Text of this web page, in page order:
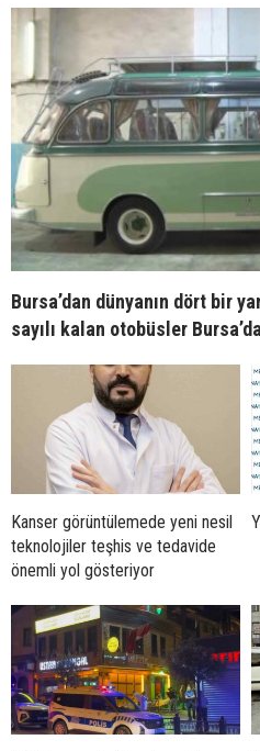
Bursa’dan dünyanın dört bir
sayılı kalan otobüsler
Kanser görüntülemede yeni nesil
teknolojiler teşhis ve tedavide
önemli yol gösteriyor